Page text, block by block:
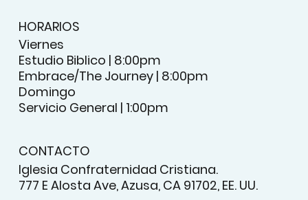
HORARIOS
Viernes
Estudio Biblico | 8:00pm
Embrace/The Journey | 8:00pm
Domingo
Servicio General | 1:00pm
CONTACTO
Iglesia Confraternidad Cristiana.
777 E Alosta Ave, Azusa, CA 91702, EE. UU.